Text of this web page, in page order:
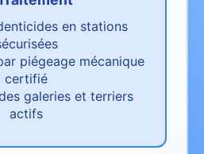
en stations
piégeage mécanique
certifié
galeries et terriers
actifs